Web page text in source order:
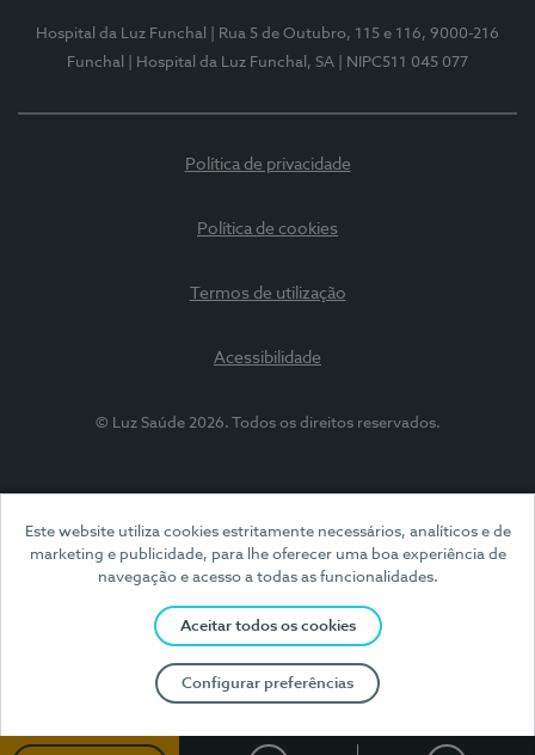
Este website utiliza cookies estritamente necessários, analíticos e de
marketing e publicidade, para lhe oferecer uma boa experiência de
navegação e acesso a todas as funcionalidades.
Aceitar todos os cookies
Configurar preferências
Hospital da Luz Funchal
| Rua 5 de Outubro, 115 e 116, 9000-216
Funchal
| Hospital da Luz Funchal, SA | NIPC511 045 077
Política de privacidade
Política de cookies
Termos de utilização
Acessibilidade
© Luz Saúde 2026. Todos os direitos reservados.